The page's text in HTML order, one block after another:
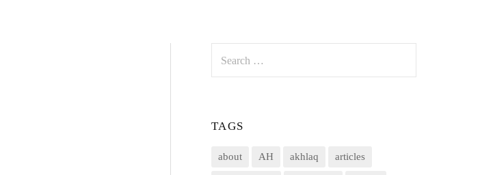
for:
TAGS
about AH akhlaq articles